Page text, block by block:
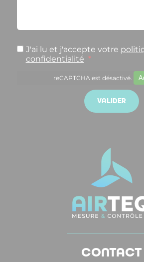
CONTACT
J'ai lu et j'accepte votre
confidentialité *
reCAPTCHA est désactivé.